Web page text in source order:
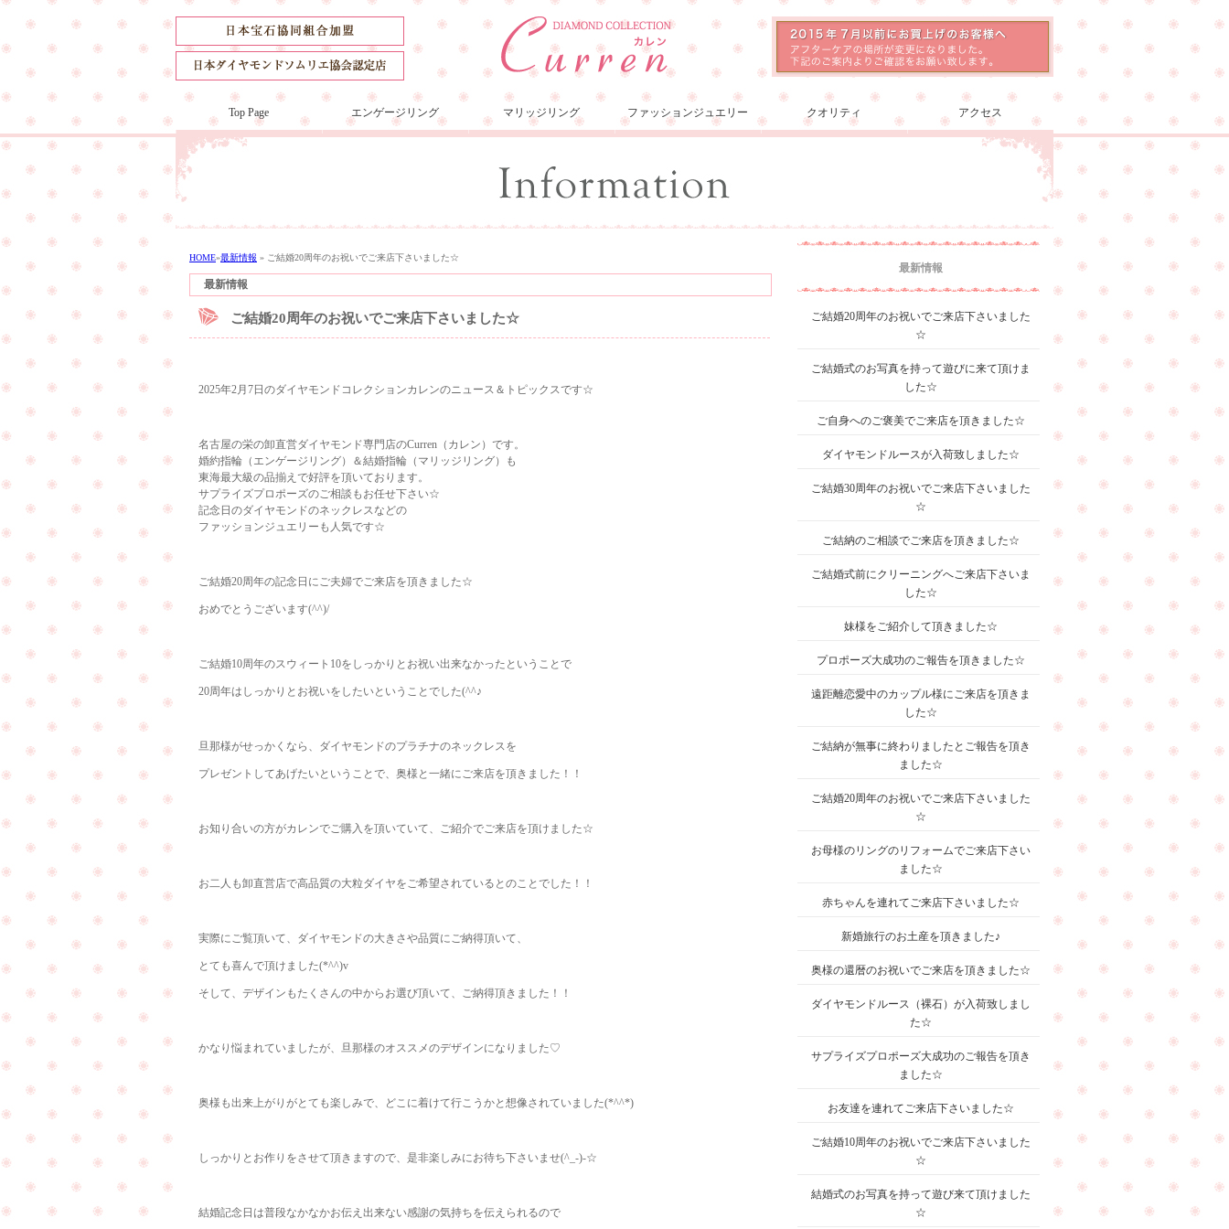
Top Page エンゲージリング マリッジリング ファッションジュエリー クオリティ アクセス
HOME»最新情報 » ご結婚20周年のお祝いでご来店下さいました☆
最新情報
ご結婚20周年のお祝いでご来店下さいました☆
2025年2月7日のダイヤモンドコレクションカレンのニュース＆トピックスです☆
名古屋の栄の卸直営ダイヤモンド専門店のCurren（カレン）です。
婚約指輪（エンゲージリング）＆結婚指輪（マリッジリング）も
東海最大級の品揃えで好評を頂いております。
サプライズプロポーズのご相談もお任せ下さい☆
記念日のダイヤモンドのネックレスなどの
ファッションジュエリーも人気です☆
ご結婚20周年の記念日にご夫婦でご来店を頂きました☆
おめでとうございます(^^)/
ご結婚10周年のスウィート10をしっかりとお祝い出来なかったということで
20周年はしっかりとお祝いをしたいということでした(^^♪
旦那様がせっかくなら、ダイヤモンドのプラチナのネックレスを
プレゼントしてあげたいということで、奥様と一緒にご来店を頂きました！！
お知り合いの方がカレンでご購入を頂いていて、ご紹介でご来店を頂けました☆
お二人も卸直営店で高品質の大粒ダイヤをご希望されているとのことでした！！
実際にご覧頂いて、ダイヤモンドの大きさや品質にご納得頂いて、
とても喜んで頂けました(*^^)v
そして、デザインもたくさんの中からお選び頂いて、ご納得頂きました！！
かなり悩まれていましたが、旦那様のオススメのデザインになりました♡
奥様も出来上がりがとても楽しみで、どこに着けて行こうかと想像されていました(*^^*)
しっかりとお作りをさせて頂きますので、是非楽しみにお待ち下さいませ(^_-)-☆
結婚記念日は普段なかなかお伝え出来ない感謝の気持ちを伝えられるので
最新情報
ご結婚20周年のお祝いでご来店下さいました
☆
ご結婚式のお写真を持って遊びに来て頂けま
した☆
ご自身へのご褒美でご来店を頂きました☆
ダイヤモンドルースが入荷致しました☆
ご結婚30周年のお祝いでご来店下さいました
☆
ご結納のご相談でご来店を頂きました☆
ご結婚式前にクリーニングへご来店下さいま
した☆
妹様をご紹介して頂きました☆
プロポーズ大成功のご報告を頂きました☆
遠距離恋愛中のカップル様にご来店を頂きま
した☆
ご結納が無事に終わりましたとご報告を頂き
ました☆
ご結婚20周年のお祝いでご来店下さいました
☆
お母様のリングのリフォームでご来店下さい
ました☆
赤ちゃんを連れてご来店下さいました☆
新婚旅行のお土産を頂きました♪
奥様の還暦のお祝いでご来店を頂きました☆
ダイヤモンドルース（裸石）が入荷致しまし
た☆
サプライズプロポーズ大成功のご報告を頂き
ました☆
お友達を連れてご来店下さいました☆
ご結婚10周年のお祝いでご来店下さいました
☆
結婚式のお写真を持って遊び来て頂けました
☆